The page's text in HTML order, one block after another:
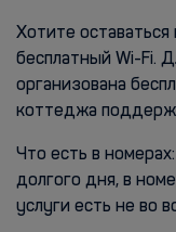
Хотите
бесплатный Wi-Fi.
организована
коттеджа
Что есть в
долгого дня, в
услуги есть не во